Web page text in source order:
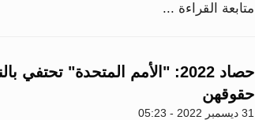
متابعة القراءة ...
حصاد 2022: "الأمم المتحدة"
حقوقهن
31 ديسمبر 2022 - 05:23